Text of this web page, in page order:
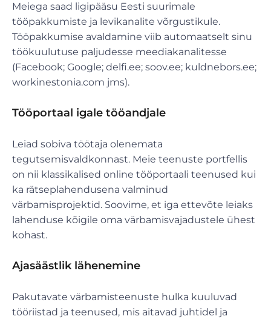
Meiega saad ligipääsu Eesti suurimale
tööpakkumiste ja levikanalite võrgustikule.
Tööpakkumise avaldamine viib automaatselt sinu
töökuulutuse paljudesse meediakanalitesse
(Facebook; Google; delfi.ee; soov.ee; kuldnebors.ee;
workinestonia.com jms).
Tööportaal igale tööandjale
Leiad sobiva töötaja olenemata
tegutsemisvaldkonnast. Meie teenuste portfellis
on nii klassikalised online tööportaali teenused kui
ka rätseplahendusena valminud
värbamisprojektid. Soovime, et iga ettevõte leiaks
lahenduse kõigile oma värbamisvajadustele ühest
kohast.
Ajasäästlik lähenemine
Pakutavate värbamisteenuste hulka kuuluvad
tööriistad ja teenused, mis aitavad juhtidel ja